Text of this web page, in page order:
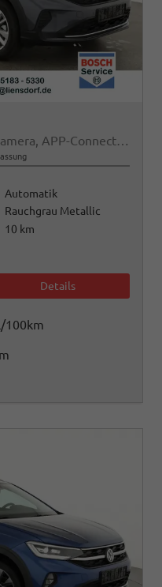
LIFE 1.0 TSI DSG Life, LED, Kamera, APP-Connect, Winter, 17-Zoll
Automatik
Rauchgrau Metallic
10 km
Details
100km